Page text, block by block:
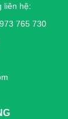
liên hệ:
765 730